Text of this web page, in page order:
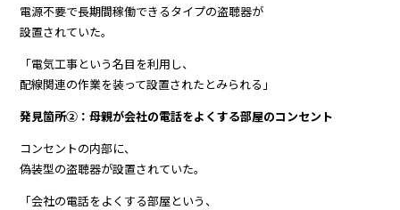
電源不要で長期間稼働できるタイプの盗聴器が
設置されていた。
「電気工事という名目を利用し、
配線関連の作業を装って設置されたとみられる」
発見箇所②：母親が会社の電話をよくする部屋のコンセント
コンセントの内部に、
偽装型の盗聴器が設置されていた。
「会社の電話をよくする部屋という、